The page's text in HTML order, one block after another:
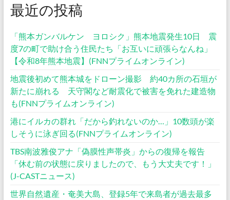
最近の投稿
「熊本ガンバルケン ヨロシク」熊本地震発生10日 震
度7の町で助け合う住民たち「お互いに頑張らなんね」
【令和8年熊本地震】(FNNプライムオンライン)
地震後初めて熊本城をドローン撮影 約40カ所の石垣が
新たに崩れる 天守閣など耐震化で被害を免れた建造物
も(FNNプライムオンライン)
港にイルカの群れ「だから釣れないのか…」10数頭が楽
しそうに泳ぎ回る(FNNプライムオンライン)
TBS南波雅俊アナ「偽膜性声帯炎」からの復帰を報告
「休む前の状態に戻りましたので、もう大丈夫です！」
(J-CASTニュース)
世界自然遺産・奄美大島、登録5年で来島者が過去最多